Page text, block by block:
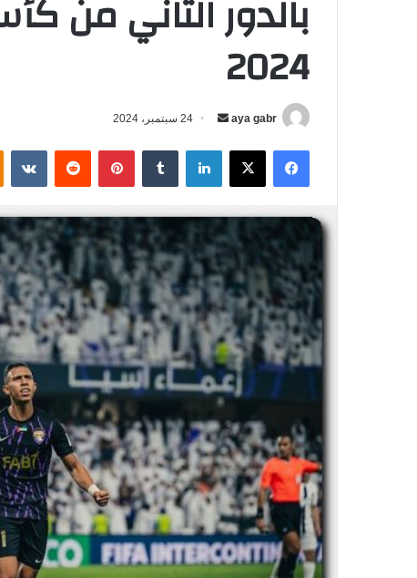
بالدور الثاني من
2024
aya gabr
ي
د
إ
ل
ك
ت
و
ن
ي
ا
24 سبتمبر، 2024
فيسبوك ‫X لينكدإن بينتيريست